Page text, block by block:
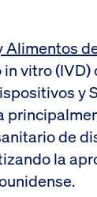
de
vitro (IVD)
y
de
la